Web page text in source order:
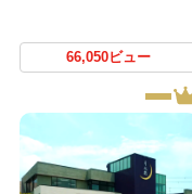
66,050ビュー